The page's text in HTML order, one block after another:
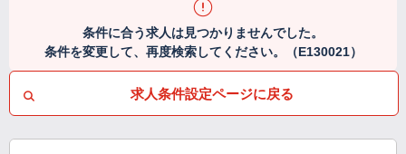
条件に合う求人は見つかりませんでした。
条件を変更して、再度検索してください。（E130021）
求人条件設定ページに戻る